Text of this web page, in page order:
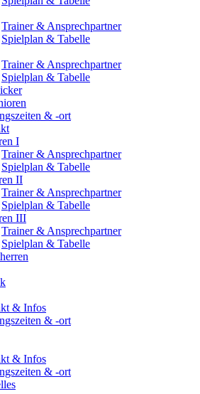
Trainer & Ansprechpartner
Spielplan & Tabelle
Trainer & Ansprechpartner
Spielplan & Tabelle
& -ort
I
Trainer & Ansprechpartner
Spielplan & Tabelle
II
Trainer & Ansprechpartner
Spielplan & Tabelle
III
Trainer & Ansprechpartner
Spielplan & Tabelle
& Infos
& -ort
& Infos
& -ort